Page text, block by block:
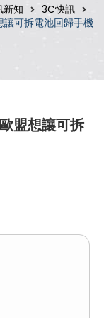
新知
3C快訊
讓可拆電池回歸手機
盟想讓可拆